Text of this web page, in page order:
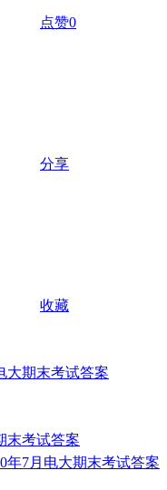
点赞0
分享
收藏
大期末考试答案
末考试答案